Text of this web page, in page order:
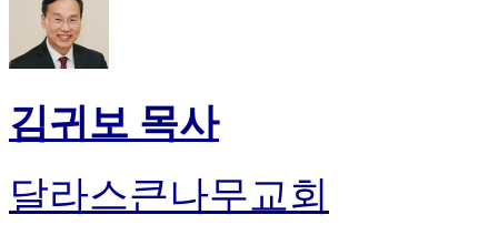
김귀보 목사
달라스큰나무교회